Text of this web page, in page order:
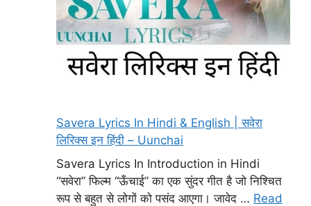
Savera Lyrics In Hindi & English | सवेरा
लिरिक्स इन हिंदी – Uunchai
Savera Lyrics In Introduction in Hindi
“सवेरा” फिल्म “ऊँचाई” का एक सुंदर गीत है जो निश्चित
रूप से बहुत से लोगों को पसंद आएगा। जावेद … Read